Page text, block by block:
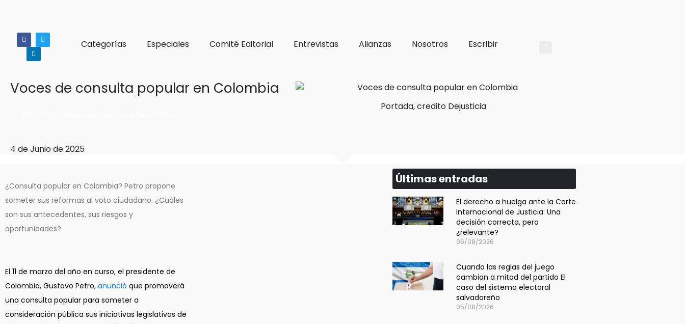
Categorías Especiales Comité Editorial Entrevistas Alianzas Nosotros Escribir
Voces de consulta popular en Colombia
4 de Junio de 2025
Portada, credito Dejusticia
¿Consulta popular en Colombia? Petro propone
someter sus reformas al voto ciudadano. ¿Cuáles
son sus antecedentes, sus riesgos y
oportunidades?
El 11 de marzo del año en curso, el presidente de
Colombia, Gustavo Petro, anunció que promoverá
una consulta popular para someter a
consideración pública sus iniciativas legislativas de
Últimas entradas
El derecho a huelga ante la Corte
Internacional de Justicia: Una
decisión correcta, pero
¿relevante?
06/08/2026
Cuando las reglas del juego
cambian a mitad del partido El
caso del sistema electoral
salvadoreño
05/08/2026